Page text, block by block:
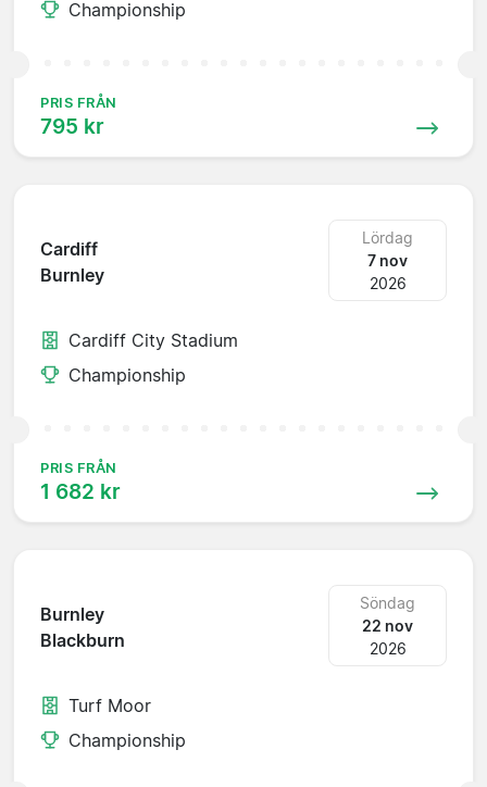
Championship
PRIS FRÅN
795 kr
Cardiff
Burnley
Lördag
7 nov
2026
Cardiff City Stadium
Championship
PRIS FRÅN
1 682 kr
Burnley
Blackburn
Söndag
22 nov
2026
Turf Moor
Championship